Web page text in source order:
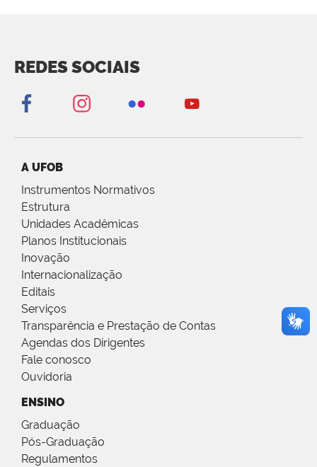
REDES SOCIAIS
A UFOB
Instrumentos Normativos
Estrutura
Unidades Acadêmicas
Planos Institucionais
Inovação
Internacionalização
Editais
Serviços
Transparência e Prestação de Contas
Agendas dos Dirigentes
Fale conosco
Ouvidoria
ENSINO
Graduação
Pós-Graduação
Regulamentos